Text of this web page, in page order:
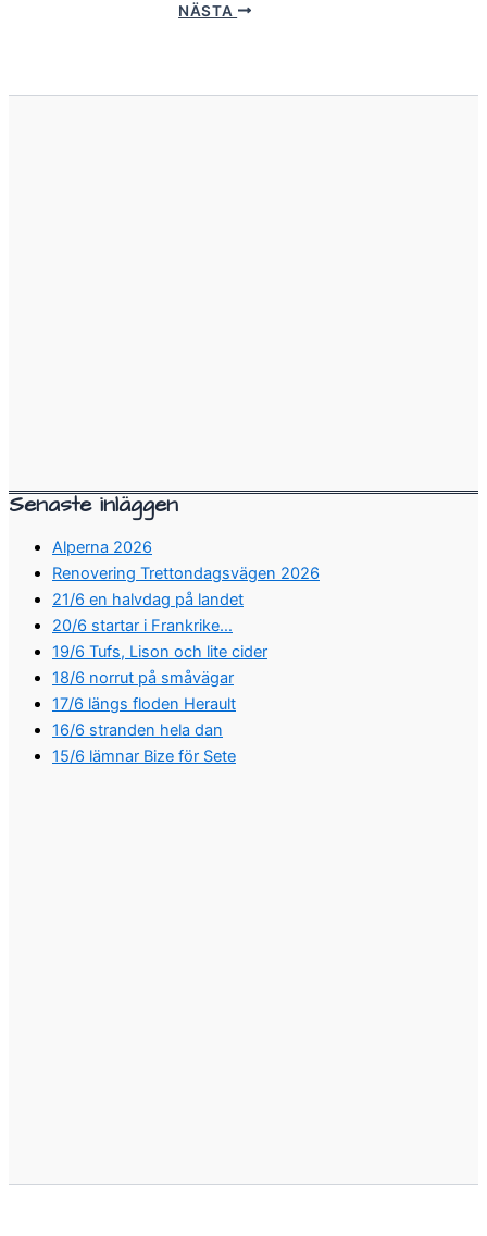
NÄSTA
Senaste inläggen
Alperna 2026
Renovering Trettondagsvägen 2026
21/6 en halvdag på landet
20/6 startar i Frankrike…
19/6 Tufs, Lison och lite cider
18/6 norrut på småvägar
17/6 längs floden Herault
16/6 stranden hela dan
15/6 lämnar Bize för Sete